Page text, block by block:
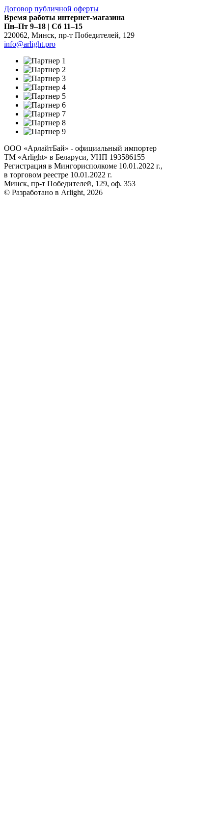
Договор публичной оферты
Время работы интернет-магазина
Пн–Пт 9–18 | Сб 11–15
220062, Минск, пр-т Победителей, 129
info@arlight.pro
ООО «АрлайтБай» - официальный импортер
ТМ «Arlight» в Беларуси, УНП 193586155
Регистрация в Мингорисполкоме 10.01.2022 г.,
в торговом реестре 10.01.2022 г.
Минск, пр-т Победителей, 129, оф. 353
© Разработано в Arlight, 2026